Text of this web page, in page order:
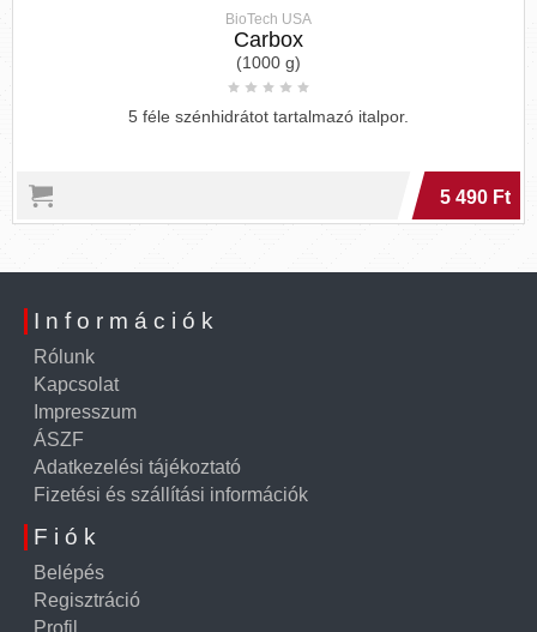
BioTech USA
Carbox
(1000 g)
5 féle szénhidrátot tartalmazó italpor.
5 490 Ft
Információk
Rólunk
Kapcsolat
Impresszum
ÁSZF
Adatkezelési tájékoztató
Fizetési és szállítási információk
Fiók
Belépés
Regisztráció